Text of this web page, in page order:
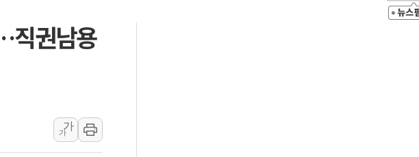
번주 국내 주요 금융일정(8.10~8.14)
, 이란전 출구전략 만지작…공습 한계·탄약 부족 현실화
대통령 "결혼 때문에 손해 보는 일 없게"…'결혼 페널티' 22개 과제 손본다
오동도 인근 해상서 모터보트 전복…1명 사망·1명 실종
직권남용
가
가